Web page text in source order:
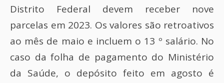
Distrito Federal devem receber nove
parcelas em 2023. Os valores são retroativos
ao mês de maio e incluem o 13 º salário. No
caso da folha de pagamento do Ministério
da Saúde, o depósito feito em agosto é